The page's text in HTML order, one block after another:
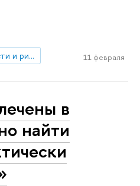
Центр изучения стабильности и рисков
11 февраля
в
найти